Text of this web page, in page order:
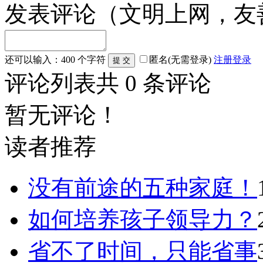
发表评论 （文明上网，
还可以输入： 400 个字符 匿名(无需登录) 注册登录
评论列表共 0 条评论
暂无评论！
读者推荐
没有前途的五种家庭！
如何培养孩子领导力？
省不了时间，只能省事